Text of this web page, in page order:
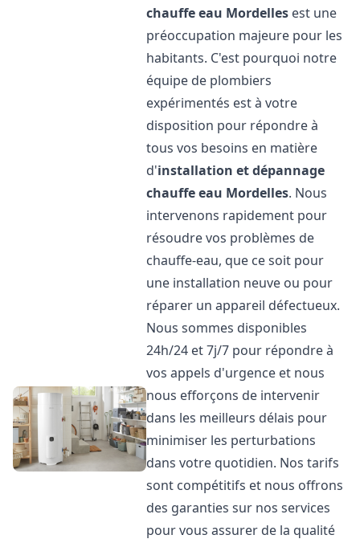
chauffe eau Mordelles est une
préoccupation majeure pour les
habitants. C'est pourquoi notre
équipe de plombiers
expérimentés est à votre
disposition pour répondre à
tous vos besoins en matière
d'installation et dépannage
chauffe eau Mordelles. Nous
intervenons rapidement pour
résoudre vos problèmes de
chauffe-eau, que ce soit pour
une installation neuve ou pour
réparer un appareil défectueux.
Nous sommes disponibles
24h/24 et 7j/7 pour répondre à
vos appels d'urgence et nous
nous efforçons de intervenir
dans les meilleurs délais pour
minimiser les perturbations
dans votre quotidien. Nos tarifs
sont compétitifs et nous offrons
des garanties sur nos services
pour vous assurer de la qualité